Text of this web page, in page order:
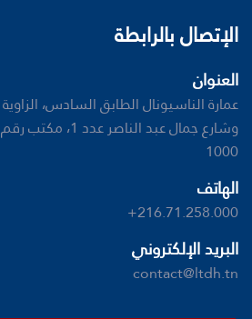
الإتصال بالرابطة
العنوان
1000
الهاتف
+216.71.258.000
البريد الإلكتروني
contact@ltdh.tn